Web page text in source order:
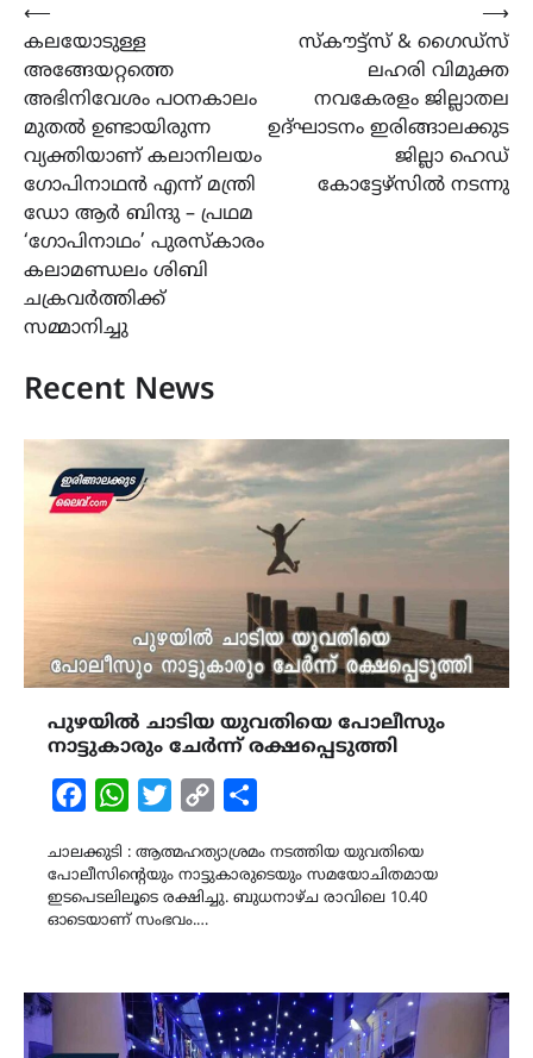
Post
navigation
⟵
കലയോടുള്ള
അങ്ങേയറ്റത്തെ
അഭിനിവേശം പഠനകാലം
മുതൽ ഉണ്ടായിരുന്ന
വ്യക്തിയാണ് കലാനിലയം
ഗോപിനാഥൻ എന്ന് മന്ത്രി
ഡോ ആർ ബിന്ദു – പ്രഥമ
‘ഗോപിനാഥം’ പുരസ്കാരം
കലാമണ്ഡലം ശിബി
ചക്രവർത്തിക്ക്
സമ്മാനിച്ചു
സ്കൗട്ട്സ് & ഗൈഡ്സ്
ലഹരി വിമുക്ത
നവകേരളം ജില്ലാതല
ഉദ്ഘാടനം ഇരിങ്ങാലക്കുട
ജില്ലാ ഹെഡ്
കോട്ടേഴ്സിൽ നടന്നു
⟶
Recent News
പുഴയിൽ ചാടിയ യുവതിയെ പോലീസും
നാട്ടുകാരും ചേർന്ന് രക്ഷപ്പെടുത്തി
FacebookWhatsAppTwitterCopy
ചാലക്കുടി : ആത്മഹത്യാശ്രമം നടത്തിയ യുവതിയെ
പോലീസിന്റെയും നാട്ടുകാരുടെയും സമയോചിതമായ
ഇടപെടലിലൂടെ രക്ഷിച്ചു. ബുധനാഴ്ച രാവിലെ 10.40
ഓടെയാണ് സംഭവം.…